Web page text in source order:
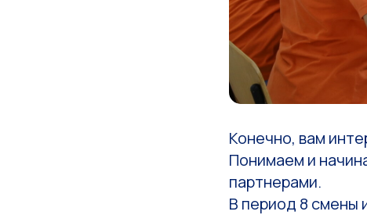
Конечно, вам
Понимаем и
партнерами.
В период 8 смены